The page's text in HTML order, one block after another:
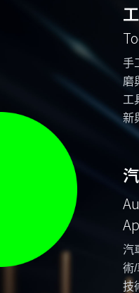
手
磨
工
新
汽
術
技